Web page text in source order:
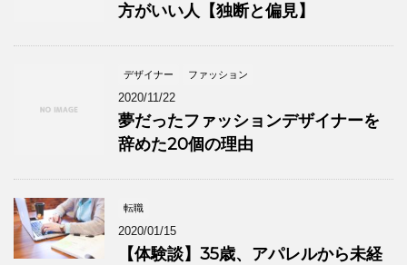
方がいい人【独断と偏見】
デザイナー ファッション
2020/11/22
夢だったファッションデザイナーを
辞めた20個の理由
転職
2020/01/15
【体験談】35歳、アパレルから未経